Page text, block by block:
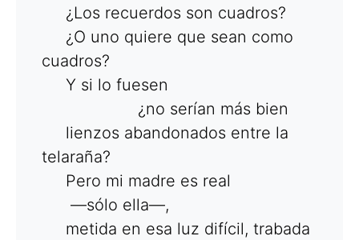
¿Los recuerdos son cuadros?
¿O uno quiere que sean como
cuadros?
Y si lo fuesen
¿no serían más bien
lienzos abandonados entre la
telaraña?
Pero mi madre es real
—sólo ella—,
metida en esa luz difícil, trabada